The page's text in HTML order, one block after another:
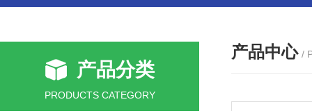
产品分类
PRODUCTS CATEGORY
产品中心 /